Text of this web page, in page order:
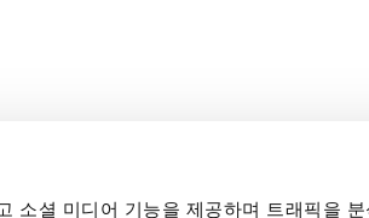
소셜 미디어 기능을 제공하며 트래픽을